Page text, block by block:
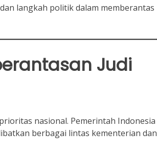
langkah politik dalam memberantas
Judi
nasional. Pemerintah Indonesia
berbagai lintas kementerian dan